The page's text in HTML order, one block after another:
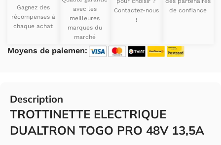
Gagnez des
récompenses à
chaque achat
avec les
meilleures
marques du
marché
Contactez-nous
!
de confiance
Moyens de paiemen:
Description
TROTTINETTE ELECTRIQUE
DUALTRON TOGO PRO 48V 13,5A